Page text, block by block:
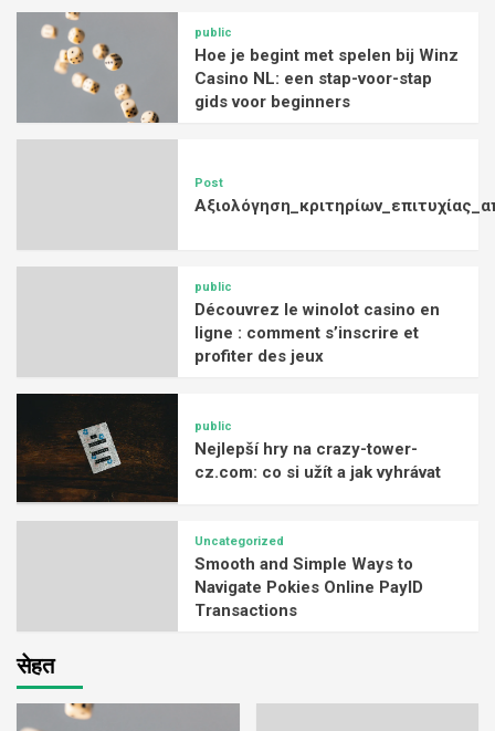
public
Hoe je begint met spelen bij Winz
Casino NL: een stap-voor-stap
gids voor beginners
Post
public
Découvrez le winolot casino en
ligne : comment s’inscrire et
profiter des jeux
public
Nejlepší hry na crazy-tower-
cz.com: co si užít a jak vyhrávat
Uncategorized
Smooth and Simple Ways to
Navigate Pokies Online PayID
Transactions
सेहत